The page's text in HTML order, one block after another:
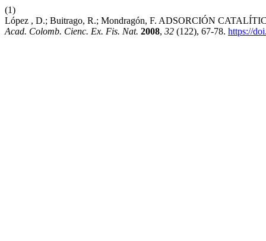
(1)
López , D.; Buitrago, R.; Mondragón, F. ADSORCIÓN
Acad. Colomb. Cienc. Ex. Fis. Nat. 2008, 32 (122), 67-78. https://